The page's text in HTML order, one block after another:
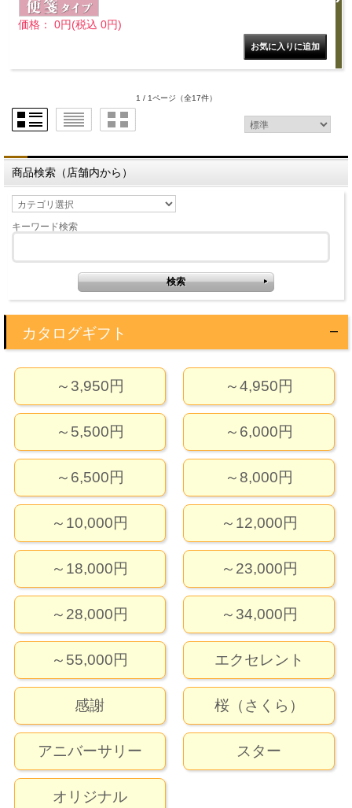
価格： 0円(税込 0円)
1 / 1ページ （全17件）
商品検索（店舗内から）
キーワード検索
カタログギフト
～3,950円
～5,500円
～6,500円
～10,000円
～18,000円
～28,000円
～55,000円
感謝
アニバーサリー
オリジナル
～4,950円
～6,000円
～8,000円
～12,000円
～23,000円
～34,000円
エクセレント
桜（さくら）
スター